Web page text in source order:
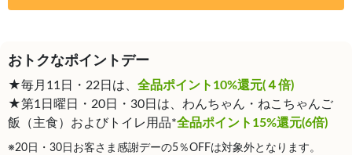
おトクなポイントデー
★毎月11日・22日は、 全品ポイント10%還元(４倍)
★第1日曜日・20日・30日は、わんちゃん・ねこちゃんご
飯（主食）およびトイレ用品*全品ポイント15%還元(6倍)
※20日・30日お客さま感謝デーの5％OFFは対象外となります。